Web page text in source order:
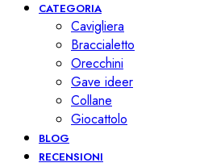
CATEGORIA
Cavigliera
Braccialetto
Orecchini
Gave ideer
Collane
Giocattolo
BLOG
RECENSIONI